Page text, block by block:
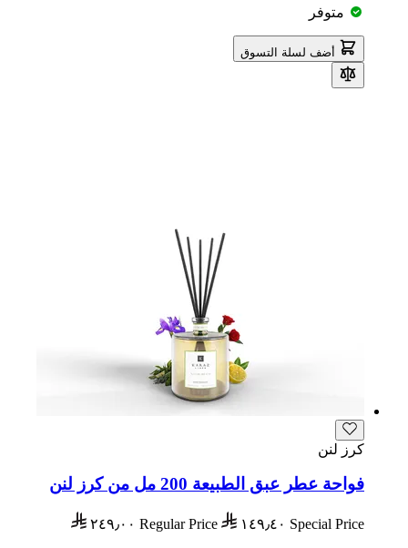
متوفر
أضف لسلة التسوق
كرز لنن
فواحة عطر عبق الطبيعة 200 مل من كرز لنن
Special Price ١٤٩٫٤٠ Regular Price ٢٤٩٫٠٠